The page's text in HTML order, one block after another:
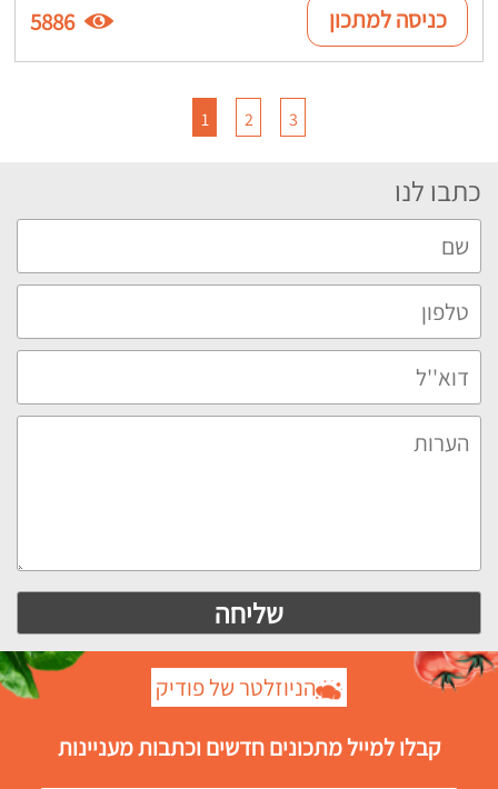
כניסה למתכון 5886
1 2 3
כתבו לנו
הניוזלטר של פודיק
קבלו למייל מתכונים חדשים וכתבות מעניינות